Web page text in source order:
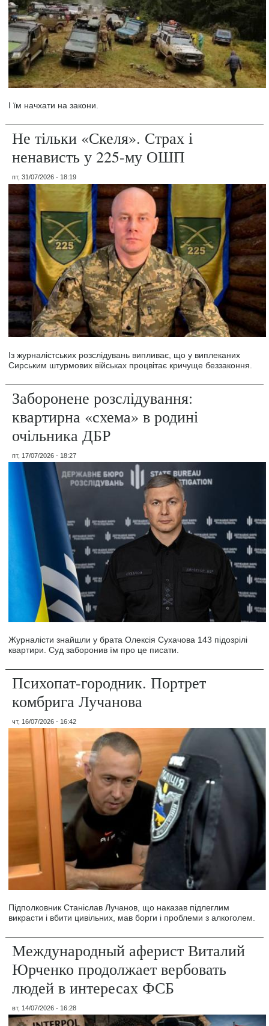
І їм начхати на закони.
Не тільки «Скеля». Страх і
ненависть у 225-му ОШП
пт, 31/07/2026 - 18:19
Із журналістських розслідувань випливає, що у виплеканих
Сирським штурмових військах процвітає кричуще беззаконня.
Заборонене розслідування:
квартирна «схема» в родині
очільника ДБР
пт, 17/07/2026 - 18:27
Журналісти знайшли у брата Олексія Сухачова 143 підозрілі
квартири. Суд заборонив їм про це писати.
Психопат-городник. Портрет
комбрига Лучанова
чт, 16/07/2026 - 16:42
Підполковник Станіслав Лучанов, що наказав підлеглим
викрасти і вбити цивільних, мав борги і проблеми з алкоголем.
Международный аферист Виталий
Юрченко продолжает вербовать
людей в интересах ФСБ
вт, 14/07/2026 - 16:28